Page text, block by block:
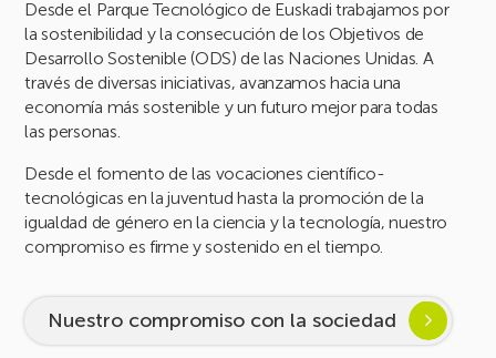
Desde el Parque Tecnológico de Euskadi trabajamos por
la sostenibilidad y la consecución de los Objetivos de
Desarrollo Sostenible (ODS) de las Naciones Unidas. A
través de diversas iniciativas, avanzamos hacia una
economía más sostenible y un futuro mejor para todas
las personas.
Desde el fomento de las vocaciones científico-
tecnológicas en la juventud hasta la promoción de la
igualdad de género en la ciencia y la tecnología, nuestro
compromiso es firme y sostenido en el tiempo.
Nuestro compromiso con la sociedad